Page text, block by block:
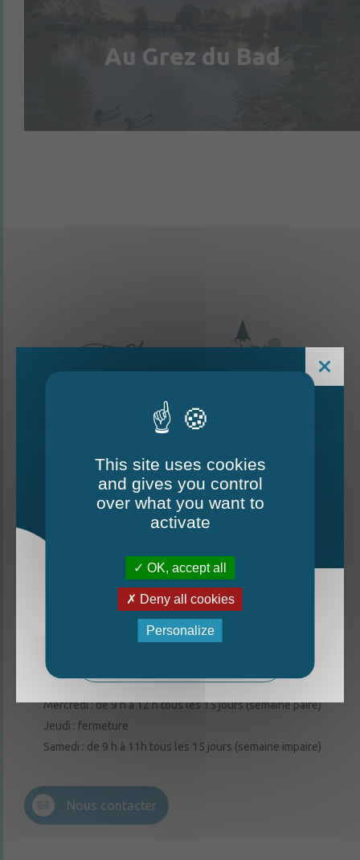
Au Grez du Bad
CONTACTEZ-NOUS
6 rue de la Harderie, 49220 Thorigné d’Anjou
Lundi, mardi, vendredi : de 9 h à 12 h
Mercredi : de 9 h à 12 h tous les 15 jours (semaine paire)
Jeudi : fermeture
Samedi : de 9 h à 11h tous les 15 jours (semaine impaire)
Nous contacter
Le Mag - édition estivale
La nouvelle édition du Mag est arrivée!
This site uses cookies
and gives you control
over what you want to
activate
OK, accept all
Deny all cookies
Personalize